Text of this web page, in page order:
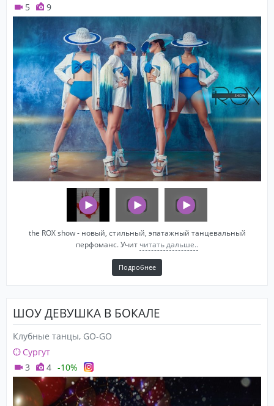
5
9
the ROX show - новый, стильный, эпатажный танцевальный
перфоманс. Учит читать дальше..
Подробнее
ШОУ ДЕВУШКА В БОКАЛЕ
Клубные танцы, GO-GO
Сургут
3
4 -10%